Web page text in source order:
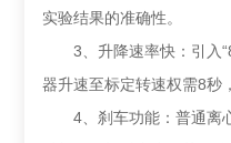
实验结果的准确性。
3、升降速率快：引入“8
器升速至标定转速权需8秒
4、刹车功能：普通离